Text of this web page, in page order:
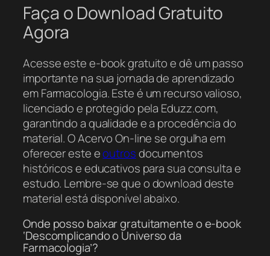
Faça o Download Gratuito
Agora
Acesse este e-book gratuito e dê um passo
importante na sua jornada de aprendizado
em Farmacologia. Este é um recurso valioso,
licenciado e protegido pela Eduzz.com,
garantindo a qualidade e a procedência do
material. O Acervo On-line se orgulha em
oferecer este eoutrosdocumentos
históricos e educativos para sua consulta e
estudo. Lembre-se que o download deste
material está disponível abaixo.
Onde posso baixar gratuitamente o e-book
‘Descomplicando o Universo da
Farmacologia’?